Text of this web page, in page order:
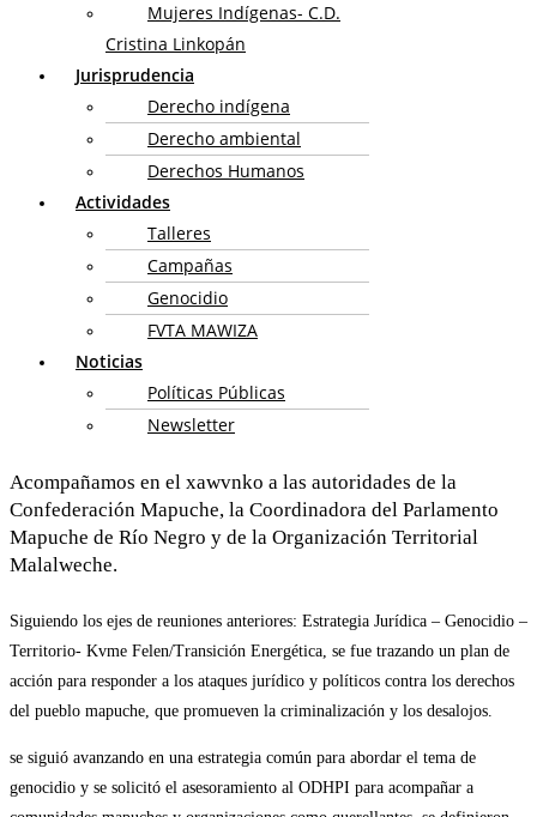
Mujeres Indígenas- C.D.
Cristina Linkopán
Jurisprudencia
Derecho indígena
Derecho ambiental
Derechos Humanos
Actividades
Talleres
Campañas
Genocidio
FVTA MAWIZA
Noticias
Políticas Públicas
Newsletter
Acompañamos en el xawvnko a las autoridades de la
Confederación Mapuche, la Coordinadora del Parlamento
Mapuche de Río Negro y de la Organización Territorial
Malalweche.
Siguiendo los ejes de reuniones anteriores: Estrategia Jurídica – Genocidio –
Territorio- Kvme Felen/Transición Energética, se fue trazando un plan de
acción para responder a los ataques jurídico y políticos contra los derechos
del pueblo mapuche, que promueven la criminalización y los desalojos.
se siguió avanzando en una estrategia común para abordar el tema de
genocidio y se solicitó el asesoramiento al ODHPI para acompañar a